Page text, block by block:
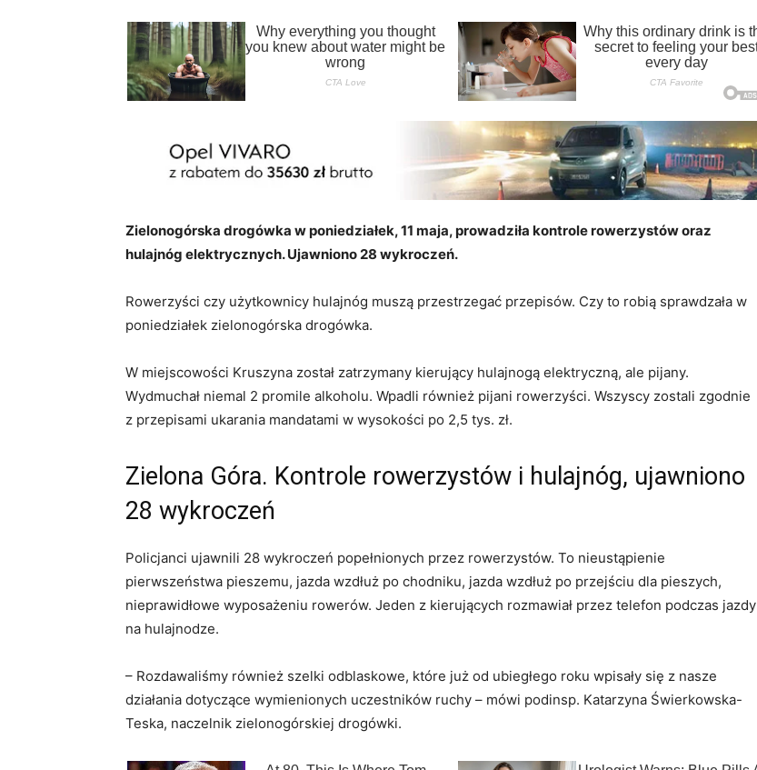
Zielonogórska drogówka w poniedziałek, 11 maja, prowadziła kontrole rowerzystów oraz
hulajnóg elektrycznych. Ujawniono 28 wykroczeń.
Rowerzyści czy użytkownicy hulajnóg muszą przestrzegać przepisów. Czy to robią sprawdzała w
poniedziałek zielonogórska drogówka.
W miejscowości Kruszyna został zatrzymany kierujący hulajnogą elektryczną, ale pijany.
Wydmuchał niemal 2 promile alkoholu. Wpadli również pijani rowerzyści. Wszyscy zostali zgodnie
z przepisami ukarania mandatami w wysokości po 2,5 tys. zł.
Zielona Góra. Kontrole rowerzystów i hulajnóg, ujawniono
28 wykroczeń
Policjanci ujawnili 28 wykroczeń popełnionych przez rowerzystów. To nieustąpienie
pierwszeństwa pieszemu, jazda wzdłuż po chodniku, jazda wzdłuż po przejściu dla pieszych,
nieprawidłowe wyposażeniu rowerów. Jeden z kierujących rozmawiał przez telefon podczas jazdy
na hulajnodze.
– Rozdawaliśmy również szelki odblaskowe, które już od ubiegłego roku wpisały się z nasze
działania dotyczące wymienionych uczestników ruchy – mówi podinsp. Katarzyna Świerkowska-
Teska, naczelnik zielonogórskiej drogówki.